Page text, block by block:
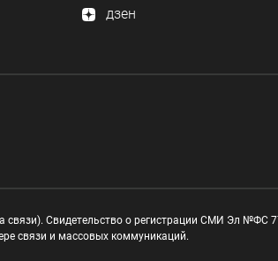
дзен
связи). Свидетельство о регистрации СМИ Эл №ФС
связи и массовых коммуникаций.